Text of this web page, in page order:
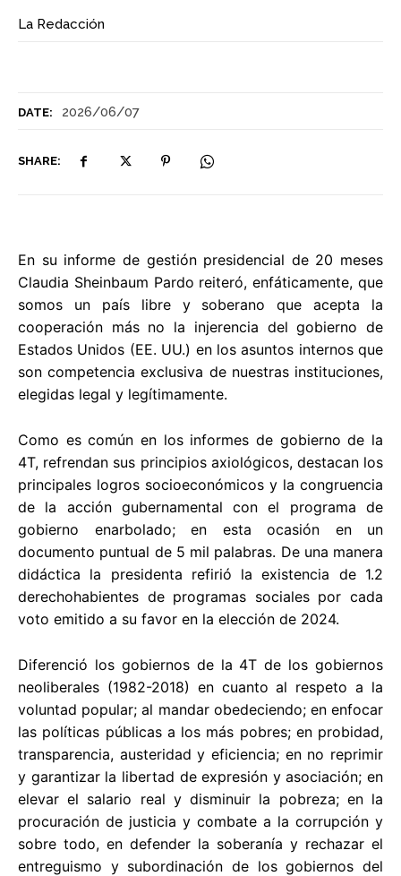
DATE: 2026/06/07
SHARE:
La Redacción
En su informe de gestión presidencial de 20 meses
Claudia Sheinbaum Pardo reiteró, enfáticamente, que
somos un país libre y soberano que acepta la
cooperación más no la injerencia del gobierno de
Estados Unidos (EE. UU.) en los asuntos internos que
son competencia exclusiva de nuestras instituciones,
elegidas legal y legítimamente.
Como es común en los informes de gobierno de la
4T, refrendan sus principios axiológicos, destacan los
principales logros socioeconómicos y la congruencia
de la acción gubernamental con el programa de
gobierno enarbolado; en esta ocasión en un
documento puntual de 5 mil palabras. De una manera
didáctica la presidenta refirió la existencia de 1.2
derechohabientes de programas sociales por cada
voto emitido a su favor en la elección de 2024.
Diferenció los gobiernos de la 4T de los gobiernos
neoliberales (1982-2018) en cuanto al respeto a la
voluntad popular; al mandar obedeciendo; en enfocar
las políticas públicas a los más pobres; en probidad,
transparencia, austeridad y eficiencia; en no reprimir
y garantizar la libertad de expresión y asociación; en
elevar el salario real y disminuir la pobreza; en la
procuración de justicia y combate a la corrupción y
sobre todo, en defender la soberanía y rechazar el
entreguismo y subordinación de los gobiernos del